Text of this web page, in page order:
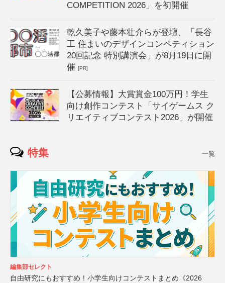
COMPETITION 2026」を初開催
乾久美子や藤本壮介らが登壇、「長谷
工 住まいのデザインコンペティション
20回記念 特別講演会」が8月19日に開
催[PR]
【公募情報】大賞賞金100万円！学生
向け創作コンテスト「サイゲームス ク
リエイティブコンテスト2026」が開催
特集 一覧
編集部セレクト
自由研究にもおすすめ！小学生向けコンテストまとめ《2026